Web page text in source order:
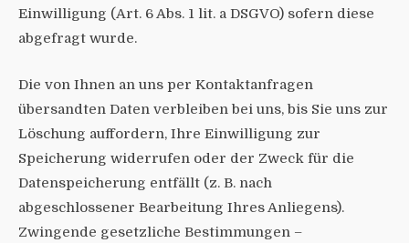
Einwilligung (Art. 6 Abs. 1 lit. a DSGVO) sofern diese
abgefragt wurde.
Die von Ihnen an uns per Kontaktanfragen
übersandten Daten verbleiben bei uns, bis Sie uns zur
Löschung auffordern, Ihre Einwilligung zur
Speicherung widerrufen oder der Zweck für die
Datenspeicherung entfällt (z. B. nach
abgeschlossener Bearbeitung Ihres Anliegens).
Zwingende gesetzliche Bestimmungen –